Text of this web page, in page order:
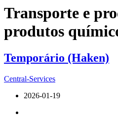
Transporte e
produtos
Temporário (Haken)
Central-Services
2026-01-19